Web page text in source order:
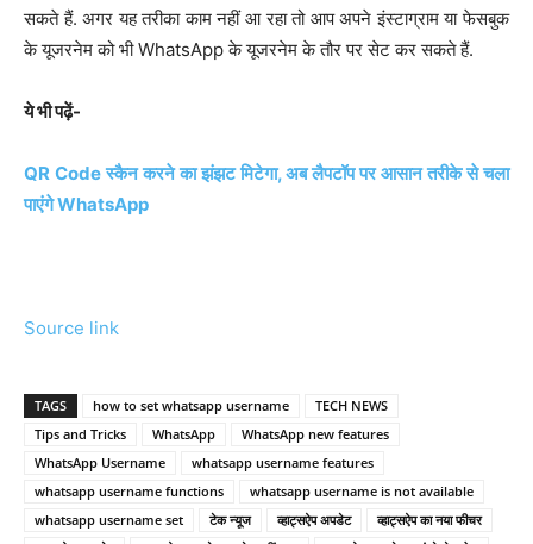
सकते हैं. अगर यह तरीका काम नहीं आ रहा तो आप अपने इंस्टाग्राम या फेसबुक
के यूजरनेम को भी WhatsApp के यूजरनेम के तौर पर सेट कर सकते हैं.
ये भी पढ़ें-
QR Code स्कैन करने का झंझट मिटेगा, अब लैपटॉप पर आसान तरीके से चला
पाएंगे WhatsApp
Source link
TAGS how to set whatsapp username
TECH NEWS
Tips and Tricks
WhatsApp
WhatsApp new features
WhatsApp Username
whatsapp username features
whatsapp username functions
whatsapp username is not available
whatsapp username set
टेक न्यूज व्हाट्सऐप अपडेट
व्हाट्सऐप का नया फीचर